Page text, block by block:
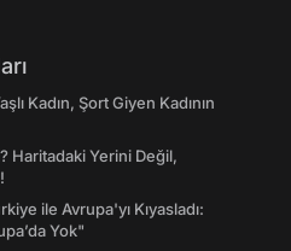
Kadın, Şort Giyen Kadının
Haritadaki Yerini Değil,
ile Avrupa'yı Kıyasladı:
Yok"